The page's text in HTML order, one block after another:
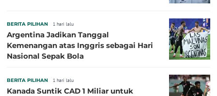
BERITA PILIHAN 1 hari lalu
Argentina Jadikan Tanggal
Kemenangan atas Inggris sebagai Hari
Nasional Sepak Bola
BERITA PILIHAN 1 hari lalu
Kanada Suntik CAD 1 Miliar untuk